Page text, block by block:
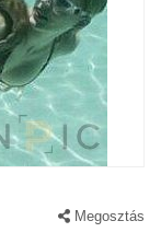
Megosztás